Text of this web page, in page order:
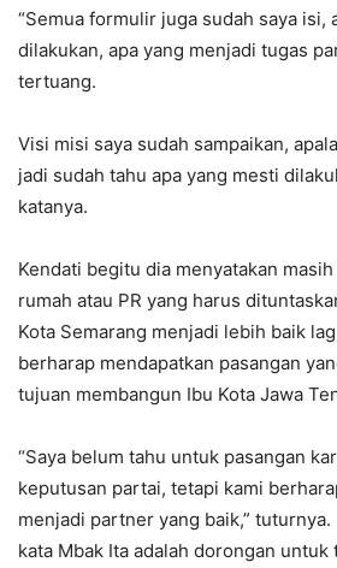
“Semua formulir juga sudah saya isi,
dilakukan, apa yang menjadi tugas
tertuang.
Visi misi saya sudah sampaikan,
jadi sudah tahu apa yang mesti
katanya.
Kendati begitu dia menyatakan
rumah atau PR yang harus
Kota Semarang menjadi lebih baik
berharap mendapatkan pasangan
tujuan membangun Ibu Kota Jawa
“Saya belum tahu untuk pasangan
keputusan partai, tetapi kami
menjadi partner yang baik,”
kata Mbak Ita adalah dorongan untuk